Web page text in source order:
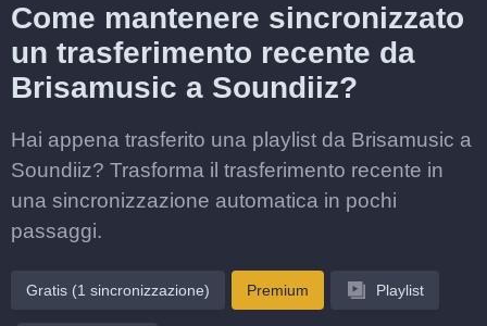
Come mantenere sincronizzato
un trasferimento recente da
Brisamusic a Soundiiz?
Hai appena trasferito una playlist da Brisamusic a
Soundiiz? Trasforma il trasferimento recente in
una sincronizzazione automatica in pochi
passaggi.
Gratis (1 sincronizzazione) Premium Playlist